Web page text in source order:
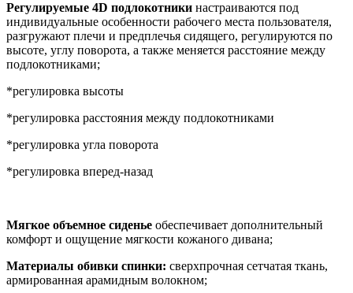
Регулируемые 4D подлокотники настраиваются под
индивидуальные особенности рабочего места пользователя,
разгружают плечи и предплечья сидящего, регулируются по
высоте, углу поворота, а также меняется расстояние между
подлокотниками;
*регулировка высоты
*регулировка расстояния между подлокотниками
*регулировка угла поворота
*регулировка вперед-назад
Мягкое объемное сиденье обеспечивает дополнительный
комфорт и ощущение мягкости кожаного дивана;
Материалы обивки спинки: сверхпрочная сетчатая ткань,
армированная арамидным волокном;